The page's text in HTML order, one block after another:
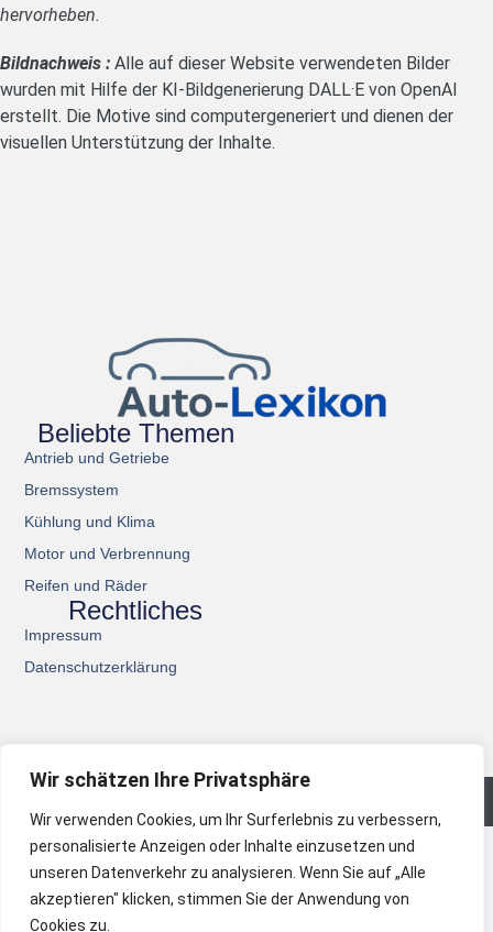
Wir schätzen Ihre Privatsphäre
Wir verwenden Cookies, um Ihr Surferlebnis zu verbessern,
personalisierte Anzeigen oder Inhalte einzusetzen und
unseren Datenverkehr zu analysieren. Wenn Sie auf „Alle
akzeptieren" klicken, stimmen Sie der Anwendung von
Cookies zu.
hervorheben.
Bildnachweis : Alle auf dieser Website verwendeten Bilder
wurden mit Hilfe der KI-Bildgenerierung DALL·E von OpenAI
erstellt. Die Motive sind computergeneriert und dienen der
visuellen Unterstützung der Inhalte.
Beliebte Themen
Antrieb und Getriebe
Bremssystem
Kühlung und Klima
Motor und Verbrennung
Reifen und Räder
Rechtliches
Impressum
Datenschutzerklärung
© 2026 All Rights Reserved.